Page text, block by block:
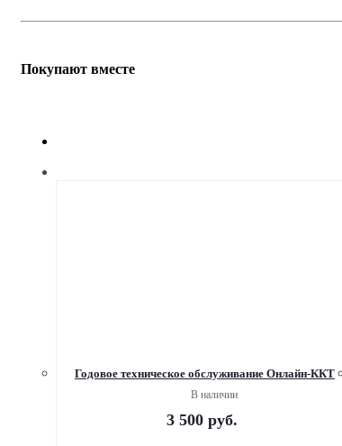
Покупают вместе
Годовое техническое обслуживание Онлайн-ККТ
В наличии
3 500руб.